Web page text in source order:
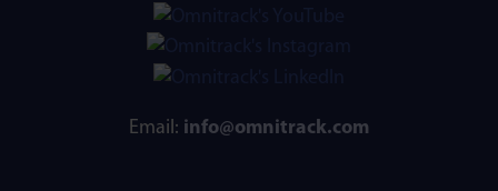
Email: info@omnitrack.com